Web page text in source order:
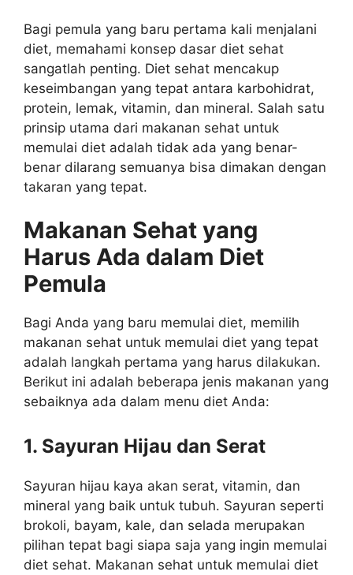
Bagi pemula yang baru pertama kali menjalani
diet, memahami konsep dasar diet sehat
sangatlah penting. Diet sehat mencakup
keseimbangan yang tepat antara karbohidrat,
protein, lemak, vitamin, dan mineral. Salah satu
prinsip utama dari makanan sehat untuk
memulai diet adalah tidak ada yang benar-
benar dilarang semuanya bisa dimakan dengan
takaran yang tepat.
Makanan Sehat yang
Harus Ada dalam Diet
Pemula
Bagi Anda yang baru memulai diet, memilih
makanan sehat untuk memulai diet yang tepat
adalah langkah pertama yang harus dilakukan.
Berikut ini adalah beberapa jenis makanan yang
sebaiknya ada dalam menu diet Anda:
1. Sayuran Hijau dan Serat
Sayuran hijau kaya akan serat, vitamin, dan
mineral yang baik untuk tubuh. Sayuran seperti
brokoli, bayam, kale, dan selada merupakan
pilihan tepat bagi siapa saja yang ingin memulai
diet sehat. Makanan sehat untuk memulai diet